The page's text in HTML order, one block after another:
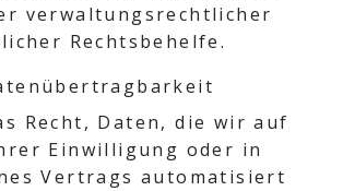
verwaltungsrechtlicher
Rechtsbehelfe.
Recht, Daten, die wir auf
Einwilligung oder in
Vertrags automatisiert